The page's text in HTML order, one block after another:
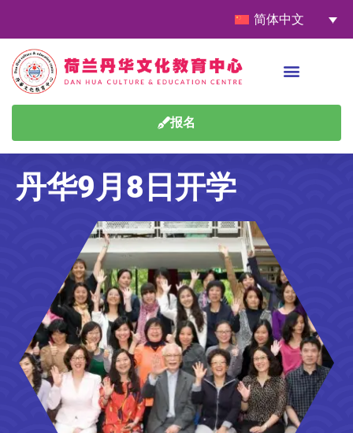
简体中文
报名
丹华9月8日开学